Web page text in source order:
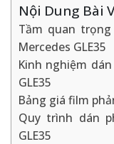
Nội Dung Bài
Tầm quan
Mercedes GLE35
Kinh nghiệm
GLE35
Bảng giá film
Quy trình dán
GLE35